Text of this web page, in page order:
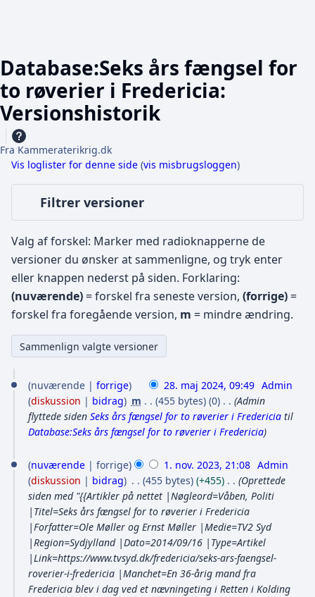
Database:Seks års fængsel for
to røverier i Fredericia:
Versionshistorik
Fra Kammeraterikrig.dk
Vis loglister for denne side (vis misbrugsloggen)
Filtrer versioner
Valg af forskel: Marker med radioknapperne de
versioner du ønsker at sammenligne, og tryk enter
eller knappen nederst på siden. Forklaring:
(nuværende) = forskel fra seneste version, (forrige) =
forskel fra foregående version, m = mindre ændring.
2
a
nuværende forrige 28. maj 2024, 09:49 Admin
diskussion
bidrag m 455 bytes 0
Admin
flyttede siden Seks års fængsel for to røverier i Fredericia til
Database:Seks års fængsel for to røverier i Fredericia
1
nuværende forrige 1. nov. 2023, 21:08 Admin
diskussion
bidrag 455 bytes +455
Oprettede
siden med "{{Artikler på nettet |Nøgleord=Våben, Politi
|Titel=Seks års fængsel for to røverier i Fredericia
|Forfatter=Ole Møller og Ernst Møller |Medie=TV2 Syd
|Region=Sydjylland |Dato=2014/09/16 |Type=Artikel
|Link=https://www.tvsyd.dk/fredericia/seks-ars-faengsel-
roverier-i-fredericia |Manchet=En 36-årig mand fra
Fredericia blev i dag ved et nævningeting i Retten i Kolding